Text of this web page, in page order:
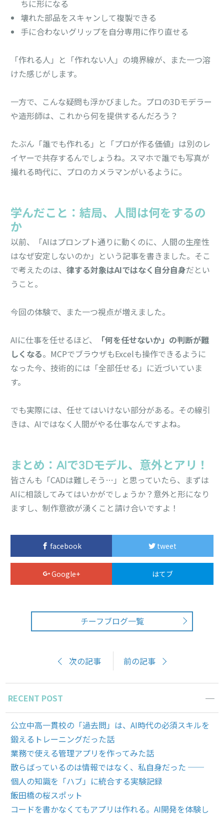
ちに形になる
壊れた部品をスキャンして複製できる
手に合わないグリップを自分専用に作り直せる
「作れる人」と「作れない人」の境界線が、また一つ溶
けた感じがします。
一方で、こんな疑問も浮かびました。プロの3Dモデラー
や造形師は、これから何を提供するんだろう？
たぶん「誰でも作れる」と「プロが作る価値」は別のレ
イヤーで共存するんでしょうね。スマホで誰でも写真が
撮れる時代に、プロのカメラマンがいるように。
学んだこと：結局、人間は何をするの
か
以前、「AIはプロンプト通りに動くのに、人間の生産性
はなぜ安定しないのか」という記事を書きました。そこ
で考えたのは、律する対象はAIではなく自分自身だとい
うこと。
今回の体験で、また一つ視点が増えました。
AIに仕事を任せるほど、
「何を任せないか」の判断が難
しくなる。MCPでブラウザもExcelも操作できるように
なった今、技術的には「全部任せる」に近づいていま
す。
でも実際には、任せてはいけない部分がある。その線引
きは、AIではなく人間がやる仕事なんですよね。
まとめ：AIで3Dモデル、意外とアリ！
皆さんも「CADは難しそう…」と思っていたら、まずは
AIに相談してみてはいかがでしょうか？意外と形になり
ますし、制作意欲が湧くこと請け合いですよ！
facebook tweet
Google+ はてブ
チーフブログ一覧
次の記事 前の記事
RECENT POST
公立中高一貫校の「過去問」は、AI時代の必須スキルを
鍛えるトレーニングだった話
業務で使える管理アプリを作ってみた話
散らばっているのは情報ではなく、私自身だった ──
個人の知識を「ハブ」に統合する実験記録
飯田橋の桜スポット
コードを書かなくてもアプリは作れる。AI開発を体験し